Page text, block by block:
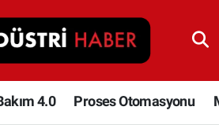
4.0 Proses Otomasyonu